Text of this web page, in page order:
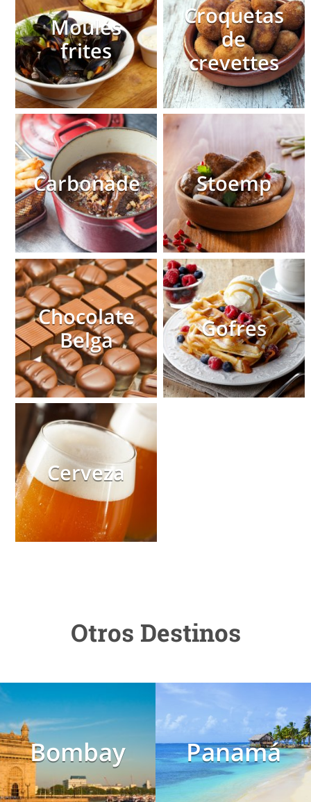
Moules
frites
Croquetas
de
crevettes
Carbonade Stoemp
Chocolate
Belga
Gofres
Cerveza
Otros Destinos
Bombay Panamá